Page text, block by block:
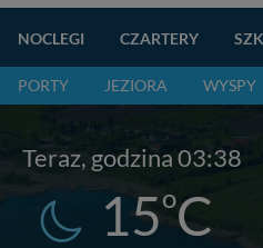
NOCLEGI CZARTERY
PORTY JEZIORA WYSPY
Teraz, godzina 03:38
15oC